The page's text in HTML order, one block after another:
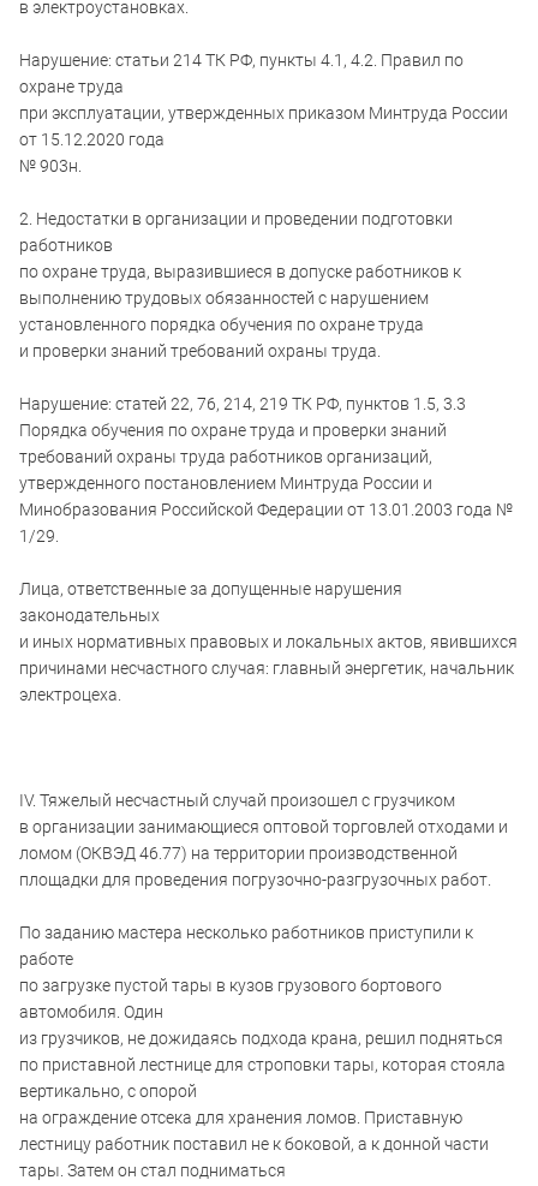
в электроустановках.
Нарушение: статьи 214 ТК РФ, пункты 4.1, 4.2. Правил по
охране труда
при эксплуатации, утвержденных приказом Минтруда России
от 15.12.2020 года
№ 903н.
2. Недостатки в организации и проведении подготовки
работников
по охране труда, выразившиеся в допуске работников к
выполнению трудовых обязанностей с нарушением
установленного порядка обучения по охране труда
и проверки знаний требований охраны труда.
Нарушение: статей 22, 76, 214, 219 ТК РФ, пунктов 1.5, 3.3
Порядка обучения по охране труда и проверки знаний
требований охраны труда работников организаций,
утвержденного постановлением Минтруда России и
Минобразования Российской Федерации от 13.01.2003 года №
1/29.
Лица, ответственные за допущенные нарушения
законодательных
и иных нормативных правовых и локальных актов, явившихся
причинами несчастного случая: главный энергетик, начальник
электроцеха.
IV. Тяжелый несчастный случай произошел c грузчиком
в организации занимающиеся оптовой торговлей отходами и
ломом (ОКВЭД 46.77) на территории производственной
площадки для проведения погрузочно-разгрузочных работ.
По заданию мастера несколько работников приступили к
работе
по загрузке пустой тары в кузов грузового бортового
автомобиля. Один
из грузчиков, не дожидаясь подхода крана, решил подняться
по приставной лестнице для строповки тары, которая стояла
вертикально, с опорой
на ограждение отсека для хранения ломов. Приставную
лестницу работник поставил не к боковой, а к донной части
тары. Затем он стал подниматься